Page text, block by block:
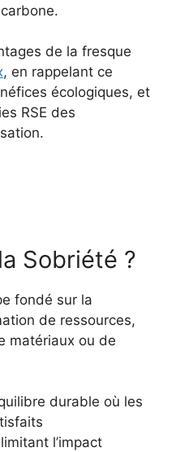
de la fresque
, en rappelant ce
écologiques, et
RSE des
Sobriété ?
fondé sur la
de ressources,
matériaux ou de
durable où les
l’impact